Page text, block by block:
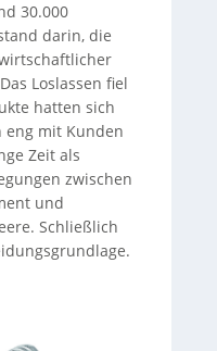
30.000
darin, die
Loslassen fiel
hatten sich
mit Kunden
Zeit als
zwischen
und
Schließlich